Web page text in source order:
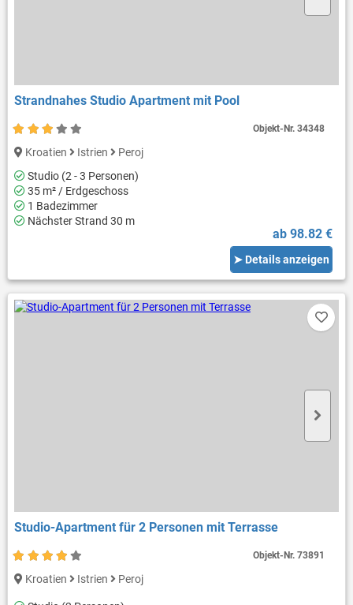
Strandnahes Studio Apartment mit Pool
Kroatien Istrien
Peroj
Studio (2 - 3 Personen)
35 m² / Erdgeschoss
1 Badezimmer
Nächster Strand 30 m
ab 98.82 €
➤ Details anzeigen
Objekt-Nr.34348
Studio-Apartment für 2 Personen mit Terrasse
Kroatien Istrien Peroj
Objekt-Nr.73891